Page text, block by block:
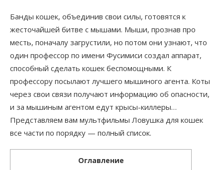
Банды кошек, объединив свои силы, готовятся к
жесточайшей битве с мышами. Мыши, прознав про
месть, поначалу загрустили, но потом они узнают, что
один профессор по имени Фусимиси создал аппарат,
способный сделать кошек беспомощными. К
профессору посылают лучшего мышиного агента. Коты
через свои связи получают информацию об опасности,
и за мышиным агентом едут крысы-киллеры…
Представляем вам мультфильмы Ловушка для кошек
все части по порядку — полный список.
Оглавление